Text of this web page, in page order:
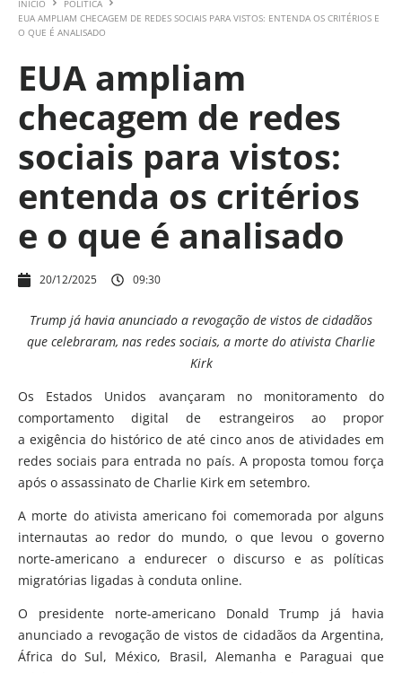
INÍCIO
POLÍTICA
EUA AMPLIAM CHECAGEM DE REDES SOCIAIS PARA VISTOS: ENTENDA OS CRITÉRIOS E
O QUE É ANALISADO
EUA ampliam
checagem de redes
sociais para vistos:
entenda os critérios
e o que é analisado
20/12/2025 09:30
Trump já havia anunciado a revogação de vistos de cidadãos
que celebraram, nas redes sociais, a morte do ativista Charlie
Kirk
Os Estados Unidos avançaram no monitoramento do
comportamento digital de estrangeiros ao propor
a exigência do histórico de até cinco anos de atividades em
redes sociais para entrada no país. A proposta tomou força
após o assassinato de Charlie Kirk em setembro.
A morte do ativista americano foi comemorada por alguns
internautas ao redor do mundo, o que levou o governo
norte-americano a endurecer o discurso e as políticas
migratórias ligadas à conduta online.
O presidente norte-americano Donald Trump já havia
anunciado a revogação de vistos de cidadãos da Argentina,
África do Sul, México, Brasil, Alemanha e Paraguai que